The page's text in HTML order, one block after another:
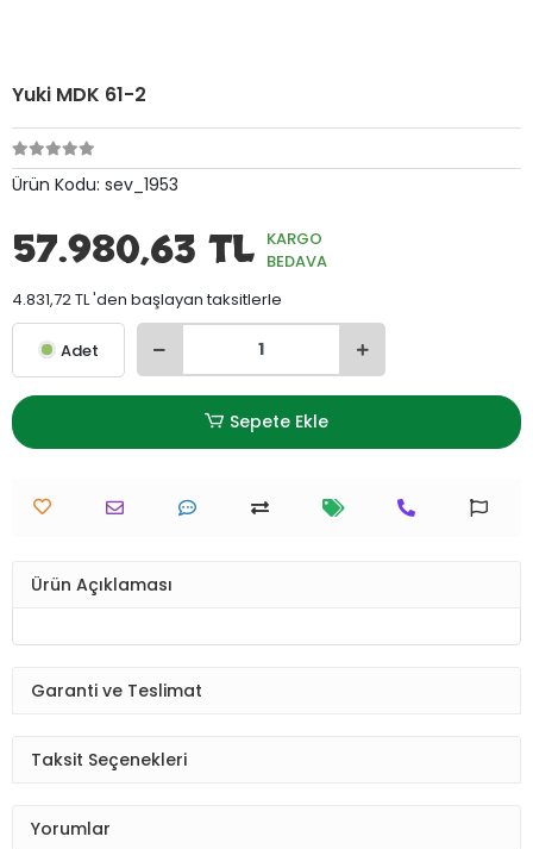
Yuki MDK 61-2
Ürün Kodu: sev_1953
57.980,63 TL KARGO
BEDAVA
4.831,72 TL 'den başlayan taksitlerle
Adet
Sepete Ekle
Ürün Açıklaması
Garanti ve Teslimat
Taksit Seçenekleri
Yorumlar